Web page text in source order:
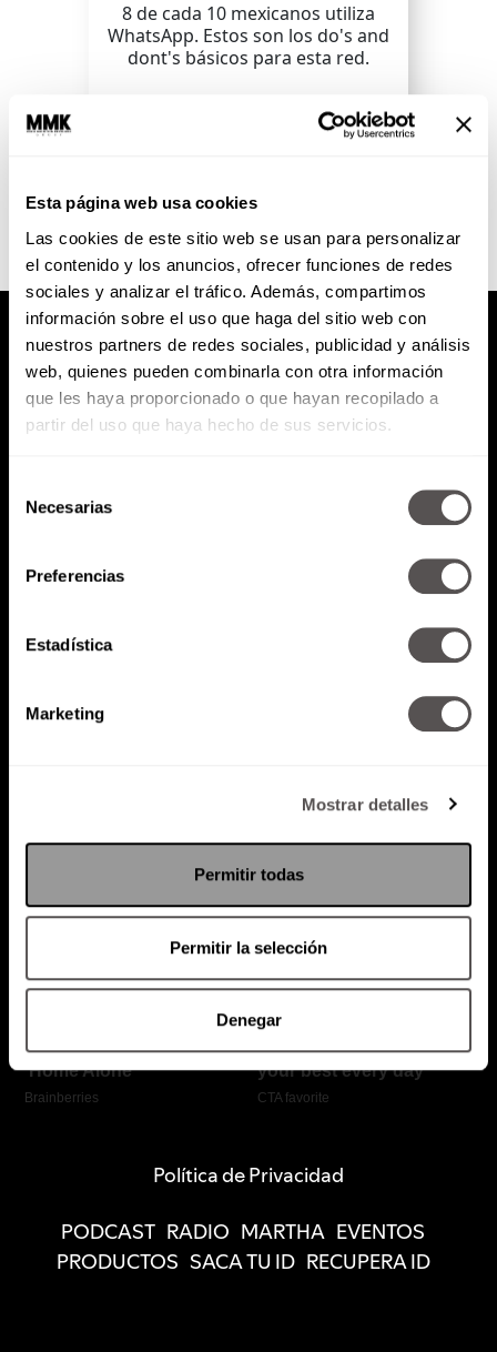
Esta página web usa cookies
Las cookies de este sitio web se usan para personalizar
el contenido y los anuncios, ofrecer funciones de redes
sociales y analizar el tráfico. Además, compartimos
información sobre el uso que haga del sitio web con
nuestros partners de redes sociales, publicidad y análisis
web, quienes pueden combinarla con otra información
que les haya proporcionado o que hayan recopilado a
partir del uso que haya hecho de sus servicios.
Necesarias
Preferencias
Estadística
Marketing
Mostrar detalles
Permitir todas
Permitir la selección
Denegar
8 de cada 10 mexicanos utiliza
WhatsApp. Estos son los do's and
dont's básicos para esta red.
Política de Privacidad
PODCAST RADIO MARTHA EVENTOS
PRODUCTOS SACA TU ID RECUPERA ID